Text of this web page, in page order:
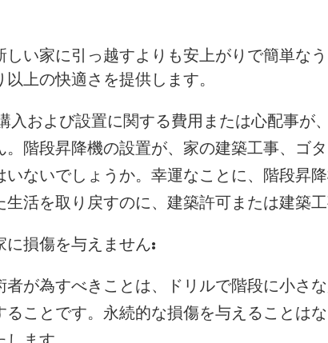
しい家に引っ越すよりも安上がりで簡単な
上の快適さを提供します。
入および設置に関する費用または心配事が
。階段昇降機の設置が、家の建築工事、ゴ
いないでしょうか。幸運なことに、階段昇
生活を取り戻すのに、建築許可または建築工
に損傷を与えません:
が為すべきことは、ドリルで階段に小さな
ることです。永続的な損傷を与えることは